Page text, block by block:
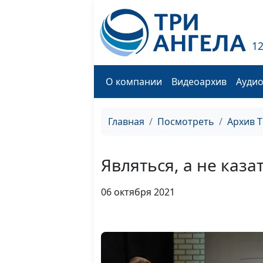
О компании Видеоархив
Главная Посмотреть Архив
Являться, а не
06 октября 2021